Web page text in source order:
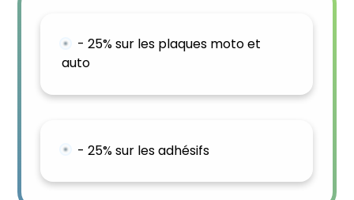
- 25% sur les plaques moto et
auto
- 25% sur les adhésifs